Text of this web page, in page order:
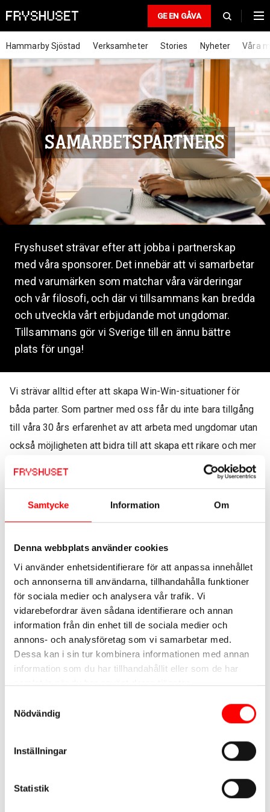
Samtycke Information Om
Denna webbplats använder cookies
Vi använder enhetsidentifierare för att anpassa innehållet
och annonserna till användarna, tillhandahålla funktioner
för sociala medier och analysera vår trafik. Vi
vidarebefordrar även sådana identifierare och annan
information från din enhet till de sociala medier och
annons- och analysföretag som vi samarbetar med.
Dessa kan i sin tur kombinera informationen med annan
information som du har tillhandahållit eller som de har
samlat in när du har använt deras tjänster.
Nödvändig
Inställningar
Statistik
GE EN GÅVA
Hammarby Sjöstad Verksamheter Stories Nyheter Våra
SAMARBETSPARTNERS
Fryshuset strävar efter att jobba i partnerskap
med våra sponsorer. Det innebär att vi samarbetar
med varumärken som matchar våra värderingar
och vår filosofi, och där vi tillsammans kan bredda
och utveckla vårt erbjudande mot ungdomar.
Tillsammans gör vi Sverige till en ännu bättre
plats för unga!
Vi strävar alltid efter att skapa Win-Win-situationer för
båda parter. Som partner med oss får du inte bara tillgång
till våra 30 års erfarenhet av att arbeta med ungdomar utan
också möjligheten att bidra till att skapa ett rikare och mer
innovativt samhälle. Fryshuset Stockholms verksamheter
finansieras idag genom bidrag från stiftelser och fonder,
skolpeng och försäljning av tjänster. Vi får även bidrag från
Några av Fryshuset Stockholms största sponsorer och
samarbetspartners:
Bane Foundation
CVE
Fastpartner
Gålö
IFPI
Kriminalvården
Marshall
Postkodlotteriet